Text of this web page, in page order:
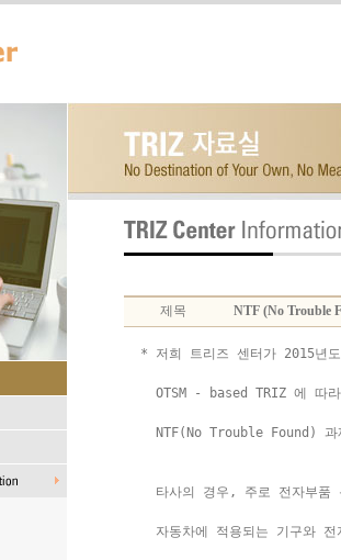
제목 NTF (No Trouble
* 저희 트리즈 센터가 2015년
  OTSM - based TRIZ 에 따라
NTF(No Trouble Found) 과
타사의 경우, 주로 전자부품
자동차에 적용되는 기구와